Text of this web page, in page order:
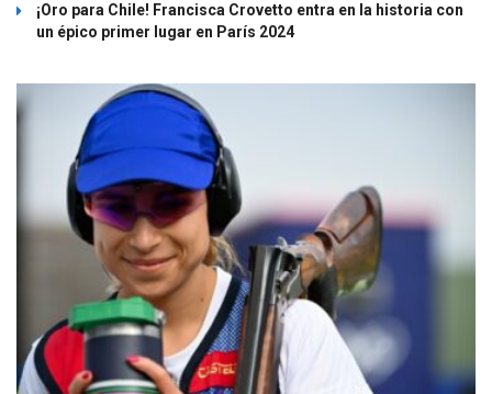
¡Oro para Chile! Francisca Crovetto entra en la historia con
un épico primer lugar en París 2024